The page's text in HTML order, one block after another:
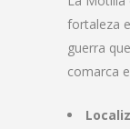
fortaleza
guerra
comarca